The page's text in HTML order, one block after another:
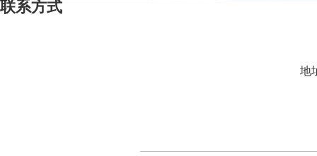
联系方式
地